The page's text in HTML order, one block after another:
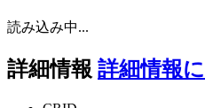
読み込み中...
詳細情報 詳細情報